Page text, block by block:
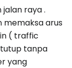
raya .
memaksa arus
( traffic
tanpa
yang